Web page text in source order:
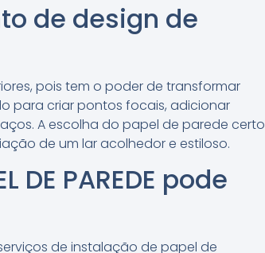
de design de
pois tem o poder de transformar
para criar pontos focais, adicionar
A escolha do papel de parede certo
de um lar acolhedor e estiloso.
DE PAREDE pode
serviços de instalação de papel de